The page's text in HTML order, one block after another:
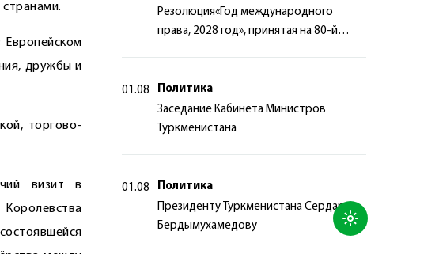
Европейском
дружбы и
торгово-
визит в
Резолюция«Год международного
права, 2028 год», принятая на 80-й
01.08
Политика
Заседание Кабинета Министров
Туркменистана
01.08
Политика
Президенту Туркменистана Сердару
Бердымухамедову